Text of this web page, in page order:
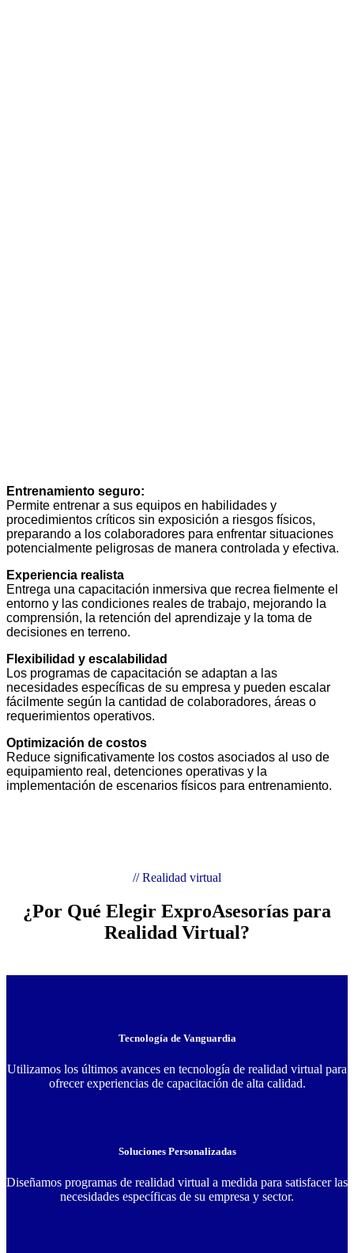
Entrenamiento seguro:
Permite entrenar a sus equipos en habilidades y
procedimientos críticos sin exposición a riesgos físicos,
preparando a los colaboradores para enfrentar situaciones
potencialmente peligrosas de manera controlada y efectiva.
Experiencia realista
Entrega una capacitación inmersiva que recrea fielmente el
entorno y las condiciones reales de trabajo, mejorando la
comprensión, la retención del aprendizaje y la toma de
decisiones en terreno.
Flexibilidad y escalabilidad
Los programas de capacitación se adaptan a las
necesidades específicas de su empresa y pueden escalar
fácilmente según la cantidad de colaboradores, áreas o
requerimientos operativos.
Optimización de costos
Reduce significativamente los costos asociados al uso de
equipamiento real, detenciones operativas y la
implementación de escenarios físicos para entrenamiento.
// Realidad virtual
¿Por Qué Elegir ExproAsesorías para
Realidad Virtual?
Tecnología de Vanguardia
Utilizamos los últimos avances en tecnología de realidad virtual para
ofrecer experiencias de capacitación de alta calidad.
Soluciones Personalizadas
Diseñamos programas de realidad virtual a medida para satisfacer las
necesidades específicas de su empresa y sector.